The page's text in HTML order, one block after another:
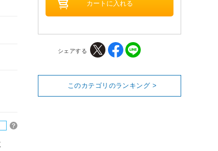
シェアする
このカテゴリのランキング >